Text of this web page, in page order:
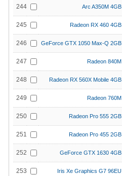
244 Arc A350M 4GB
245 Radeon RX 460 4GB
246 GeForce GTX 1050 Max-Q 2GB
247 Radeon 840M
248 Radeon RX 560X Mobile 4GB
249 Radeon 760M
250 Radeon Pro 555 2GB
251 Radeon Pro 455 2GB
252 GeForce GTX 1630 4GB
253 Iris Xe Graphics G7 96EU